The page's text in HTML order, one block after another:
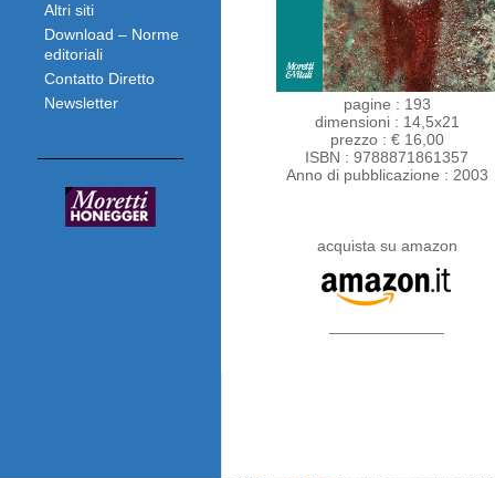
Altri siti
Download – Norme
editoriali
Contatto Diretto
Newsletter
pagine : 193
dimensioni : 14,5x21
prezzo : € 16,00
ISBN : 9788871861357
Anno di pubblicazione : 2003
acquista su amazon